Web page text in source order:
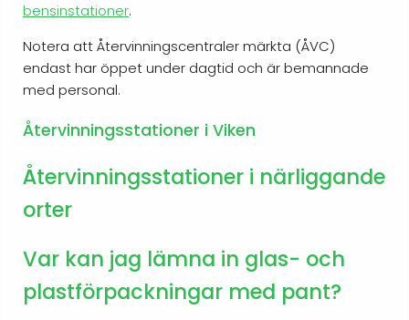
bensinstationer.
Notera att Återvinningscentraler märkta (ÅVC)
endast har öppet under dagtid och är bemannade
med personal.
Återvinningsstationer i Viken
Återvinningsstationer i närliggande
orter
Var kan jag lämna in glas- och
plastförpackningar med pant?